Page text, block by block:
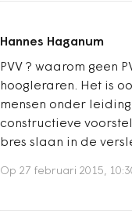
Hannes Haganum
PVV ? waarom geen
hoogleraren. Het is
mensen onder
constructieve
bres slaan in de
Op 27 februari 2015,